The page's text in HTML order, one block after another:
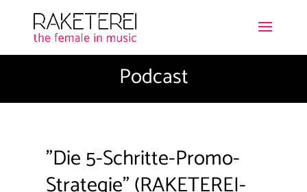
Podcast
"Die 5-Schritte-Promo-